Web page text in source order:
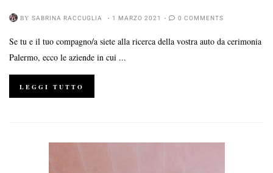
BY SABRINA RACCUGLIA 1 MARZO 2021 0 COMMENTS
Se tu e il tuo compagno/a siete alla ricerca della vostra auto da cerimonia
Palermo, ecco le aziende in cui ...
LEGGI TUTTO